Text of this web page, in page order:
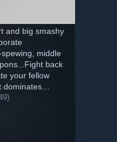
and big smashy
middle
back
your fellow
dominates